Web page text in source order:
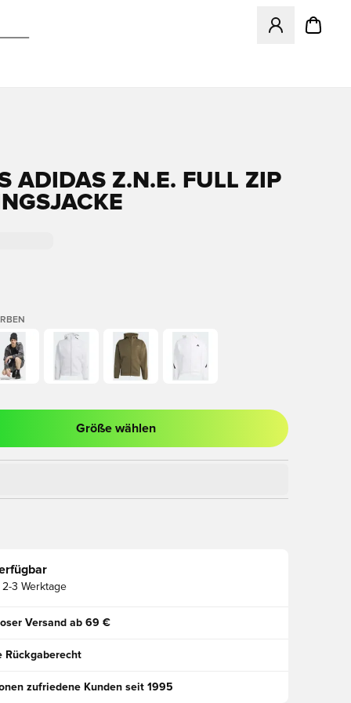
Öffnet ein
ADIDAS Z.N.E. FULL ZIP
Fenster zum Anmelden oder Registrieren als Mitglied
Größe wählen
2-3 Werktage
Versand ab 69 €
Rückgaberecht
zufriedene Kunden seit 1995